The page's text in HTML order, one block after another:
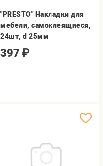
"PRESTO" Накладки для
мебели, самоклеящиеся,
24шт, d 25мм
397 ₽